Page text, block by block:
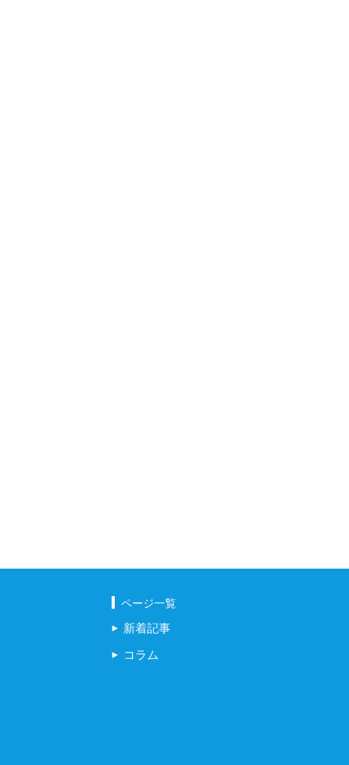
ページ一覧
新着記事
コラム